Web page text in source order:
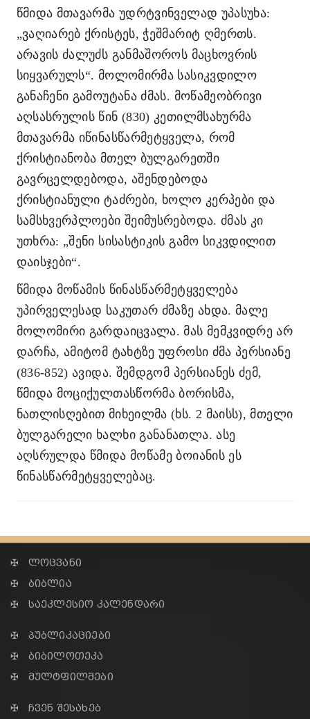
წმიდა მთავარმა უდრტვინველად უპასუხა:
„ვაღიარებ ქრისტეს, ჭეშმარიტ ღმერთს.
არავის ძალუძს განმაშოროს მაცხოვრის
სიყვარულს“. მოლომირმა სასიკვდილო
განაჩენი გამოუტანა ძმას. მოწამეობრივი
აღსასრულის წინ (830) კეთილმსახურმა
მთავარმა იწინასწარმეტყველა, რომ
ქრისტიანობა მთელ ბულგარეთში
გავრცელდებოდა, აშენდებოდა
ქრისტიანული ტაძრები, ხოლო კერპები და
სამსხვერპლოები შეიმუსრებოდა. ძმას კი
უთხრა: „შენი სისასტიკის გამო სიკვდილით
დაისჯები“.
წმიდა მოწამის წინასწარმეტყველება
უპირველესად საკუთარ ძმაზე ახდა. მალე
მოლომირი გარდაიცვალა. მას მემკვიდრე არ
დარჩა, ამიტომ ტახტზე უფროსი ძმა პერსიანე
(836-852) ავიდა. შემდგომ პერსიანეს ძემ,
წმიდა მოციქულთასწორმა ბორისმა,
ნათლისღებით მიხეილმა (ხს. 2 მაისს), მთელი
ბულგარელი ხალხი განანათლა. ასე
აღსრულდა წმიდა მოწამე ბოიანის ეს
წინასწარმეტყველებაც.
✠ ლოცვანი
✠ ბიბლია
✠ საეკლესიო კალენდარი
✠ პუბლიკაციები
✠ ბიბილოთეკა
✠ მულტფილმები
✠ ჩვენ შესახებ